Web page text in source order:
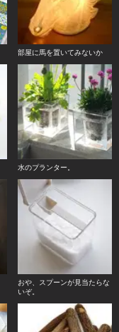
部屋に馬を置いてみないか
水のプランター。
おや、スプーンが見当たらな
いぞ。